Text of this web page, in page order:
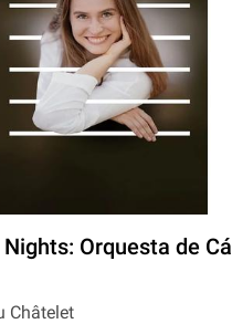
Orquesta de
Châtelet